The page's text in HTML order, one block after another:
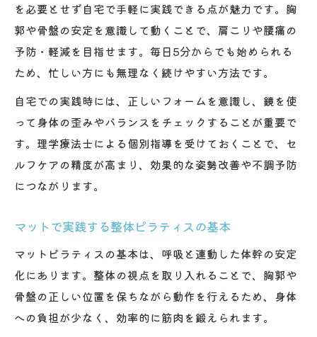
を必要とせず自宅で手軽に実践できる点が魅力です。胸
郭や骨盤の安定を意識して動くことで、肩こりや腰痛の
予防・軽減を目指せます。毎日5分からでも始められる
ため、忙しい方にも無理なく続けやすい方法です。
自宅での実践時には、正しいフォームを意識し、鏡を使
って身体の歪みやバランスをチェックすることが重要で
す。理学療法士による個別指導を受けておくことで、セ
ルフケアの精度が高まり、効果的な姿勢改善や不調予防
につながります。
マットで実践する整体ピラティスの基本
マットピラティスの基本は、呼吸と連動した体幹の安定
化にあります。整体の視点を取り入れることで、胸郭や
骨盤の正しい位置を保ちながら動作を行えるため、身体
への負担が少なく、効率的に筋肉を鍛えられます。